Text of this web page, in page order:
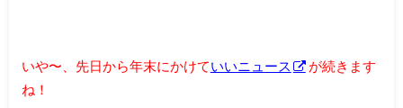
いや〜、先日から年末にかけていいニュース
が続きます
ね！